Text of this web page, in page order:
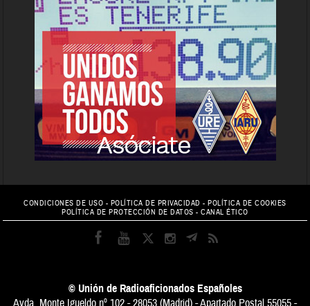
CONDICIONES DE USO - POLÍTICA DE PRIVACIDAD - POLÍTICA DE COOKIES
POLÍTICA DE PROTECCIÓN DE DATOS -CANAL ÉTICO
© Unión de Radioaficionados Españoles